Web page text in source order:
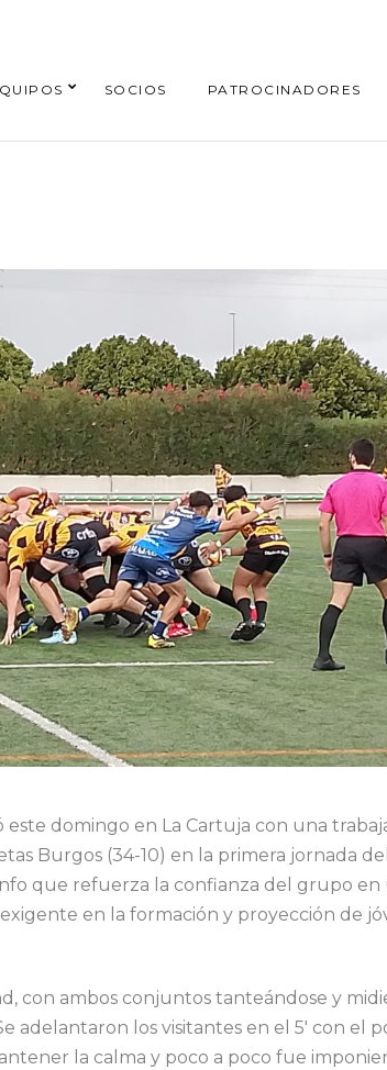
SOCIOS PATROCINADORES
este domingo en La Cartuja con una
Burgos (34-10) en la primera jornada del
que refuerza la confianza del grupo en
en la formación y proyección de
con ambos conjuntos tanteándose y
adelantaron los visitantes en el 5′ con el
la calma y poco a poco fue